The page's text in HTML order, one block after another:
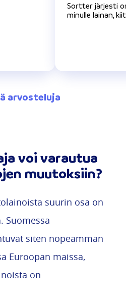
Sortter järjesti
minulle lainan,
arvosteluja
voi varautua
muutoksiin?
suurin osa on
Suomessa
siten nopeamman
Euroopan maissa,
on